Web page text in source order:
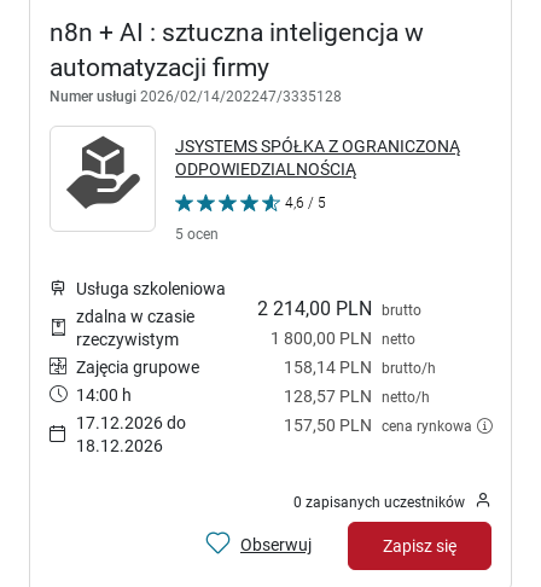
n8n + AI : sztuczna inteligencja w
automatyzacji firmy
Numer usługi 2026/02/14/202247/3335128
JSYSTEMS SPÓŁKA Z OGRANICZONĄ
ODPOWIEDZIALNOŚCIĄ
4,6 / 5
5 ocen
2 214,00 PLN brutto
1 800,00 PLN netto
158,14 PLN brutto/h
128,57 PLN netto/h
157,50 PLN cena rynkowa
Usługa szkoleniowa
zdalna w czasie
rzeczywistym
Zajęcia grupowe
14:00 h
17.12.2026 do
18.12.2026
0 zapisanych uczestników
Obserwuj Zapisz się